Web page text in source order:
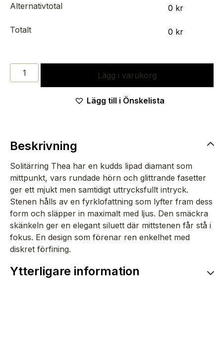
Alternativtotal 0 kr
Totalt 0 kr
SOLITÄRRING
Lägg i varukorg
Lägg till i Önskelista
Beskrivning
Solitärring Thea har en kudds lipad diamant som
mittpunkt, vars rundade hörn och glittrande fasetter
ger ett mjukt men samtidigt uttrycksfullt intryck.
Stenen hålls av en fyrklofattning som lyfter fram dess
form och släpper in maximalt med ljus. Den smäckra
skänkeln ger en elegant siluett där mittstenen får stå i
fokus. En design som förenar ren enkelhet med
diskret förfining.
Ytterligare information